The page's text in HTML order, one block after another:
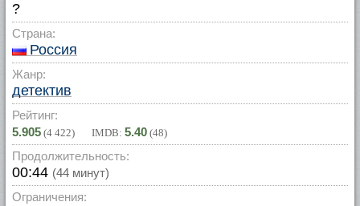
?
Страна:
Россия
Жанр:
детектив
Рейтинг:
5.905 (4 422) IMDB: 5.40 (48)
Продолжительность:
00:44 (44 минут)
Ограничения: